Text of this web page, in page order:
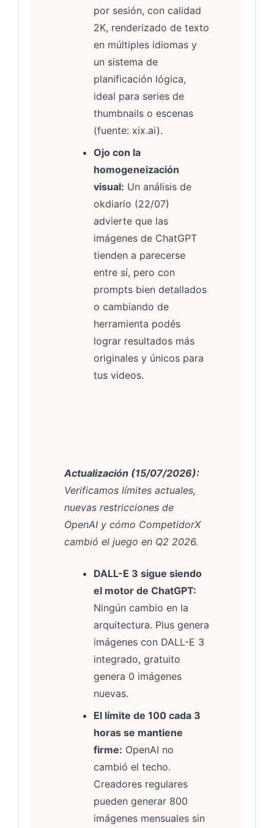
por sesión, con calidad
2K, renderizado de texto
en múltiples idiomas y
un sistema de
planificación lógica,
ideal para series de
thumbnails o escenas
(fuente: xix.ai).
Ojo con la
homogeneización
visual: Un análisis de
okdiario (22/07)
advierte que las
imágenes de ChatGPT
tienden a parecerse
entre sí, pero con
prompts bien detallados
o cambiando de
herramienta podés
lograr resultados más
originales y únicos para
tus videos.
Actualización (15/07/2026):
Verificamos límites actuales,
nuevas restricciones de
OpenAI y cómo CompetidorX
cambió el juego en Q2 2026.
DALL-E 3 sigue siendo
el motor de ChatGPT:
Ningún cambio en la
arquitectura. Plus genera
imágenes con DALL-E 3
integrado, gratuito
genera 0 imágenes
nuevas.
El límite de 100 cada 3
horas se mantiene
firme: OpenAI no
cambió el techo.
Creadores regulares
pueden generar 800
imágenes mensuales sin